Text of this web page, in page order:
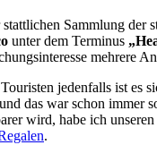
Sammlung
unter dem Terminus
mehrere
jedenfalls ist es
das war schon immer
wird, habe ich
.